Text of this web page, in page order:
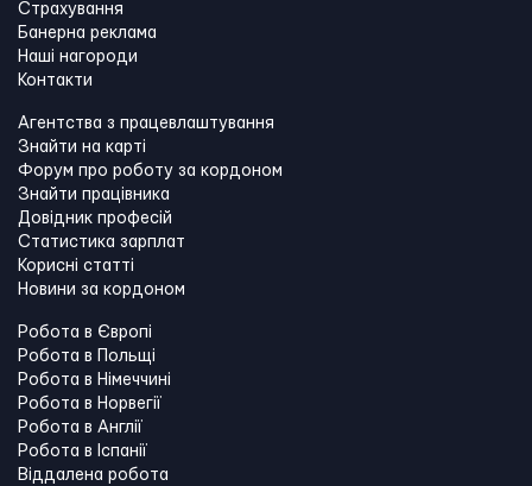
Страхування
Банерна реклама
Наші нагороди
Контакти
Агентства з працевлаштування
Знайти на карті
Форум про роботу за кордоном
Знайти працівника
Довідник професій
Статистика зарплат
Корисні статті
Новини за кордоном
Робота в Європі
Робота в Польщі
Робота в Німеччині
Робота в Норвегії
Робота в Англії
Робота в Іспанії
Віддалена робота